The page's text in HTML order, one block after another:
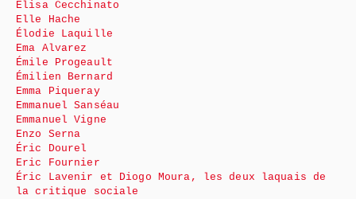
Elisa Cecchinato
Elle Hache
Élodie Laquille
Ema Alvarez
Émile Progeault
Émilien Bernard
Emma Piqueray
Emmanuel Sanséau
Emmanuel Vigne
Enzo Serna
Éric Dourel
Eric Fournier
Éric Lavenir et Diogo Moura, les deux laquais de
la critique sociale